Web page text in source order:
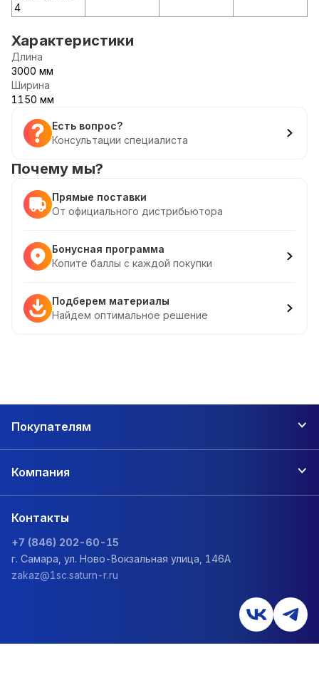
4
Характеристики
Длина
3000 мм
Ширина
1150 мм
Есть вопрос?
Консультации специалиста
Почему мы?
Прямые поставки
От официального дистрибьютора
Бонусная программа
Копите баллы с каждой покупки
Подберем материалы
Найдем оптимальное решение
Покупателям
Компания
Контакты
+7 (846) 202-60-15
г. Самара, ул. Ново-Вокзальная улица, 146А
zakaz@1sc.saturn-r.ru